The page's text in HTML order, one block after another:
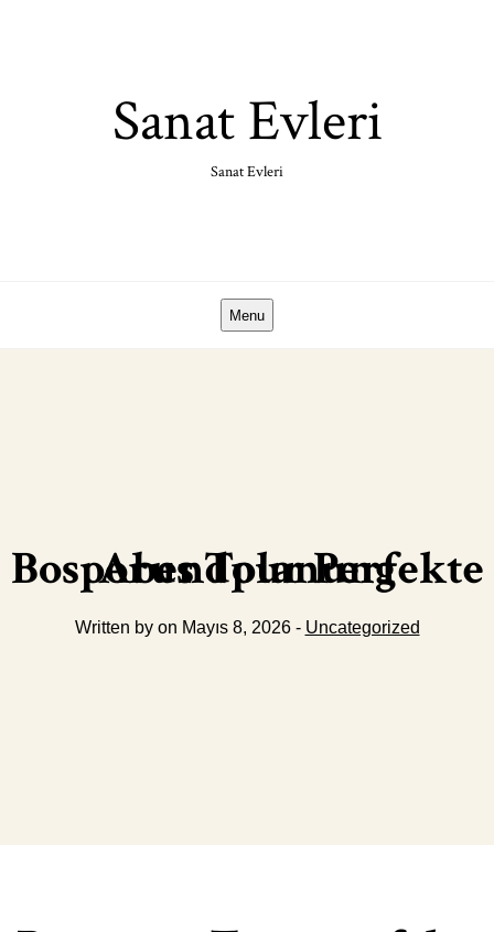
Sanat Evleri
Sanat Evleri
Menu
Bosporus Tour Perfekte Abendplanung
Written by on Mayıs 8, 2026 - Uncategorized